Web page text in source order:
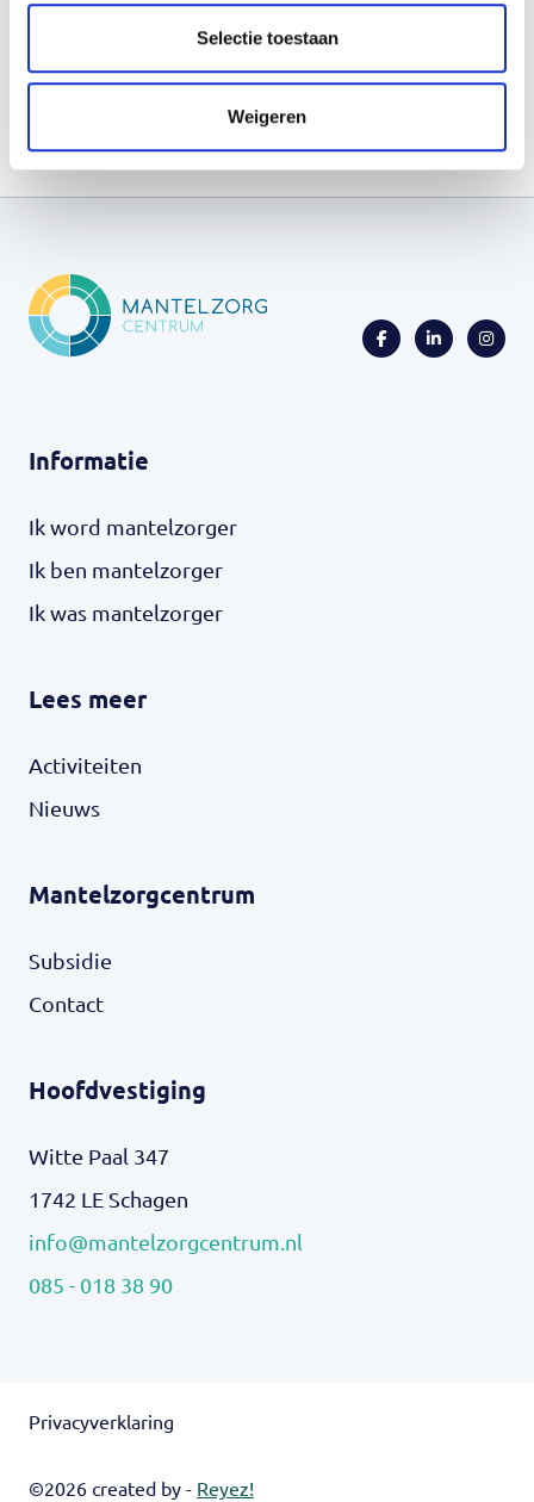
Selectie toestaan
Weigeren
info@mantelzorgcentrum.nl
Informatie
Ik word mantelzorger
Ik ben mantelzorger
Ik was mantelzorger
Lees meer
Activiteiten
Nieuws
Mantelzorgcentrum
Subsidie
Contact
Hoofdvestiging
Witte Paal 347
1742 LE Schagen
info@mantelzorgcentrum.nl
085 - 018 38 90
Privacyverklaring
©2026 created by - Reyez!